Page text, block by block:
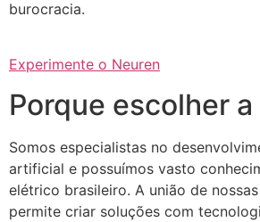
burocracia.
Experimente o Neuren
Porque escolher a
Somos especialistas no
artificial e possuímos vasto
elétrico brasileiro. A união de
permite criar soluções com